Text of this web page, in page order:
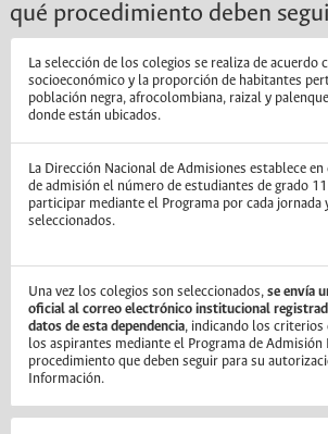
qué procedimiento deben
La selección de los colegios se realiza de acuerdo
socioeconómico y la proporción de habitantes
población negra, afrocolombiana, raizal y
donde están ubicados.
La Dirección Nacional de Admisiones establece
de admisión el número de estudiantes de grado
participar mediante el Programa por cada jornada
seleccionados.
Una vez los colegios son seleccionados, se envía
oficial al correo electrónico institucional
datos de esta dependencia, indicando los criterios
los aspirantes mediante el Programa de Admisión
procedimiento que deben seguir para su
Información.